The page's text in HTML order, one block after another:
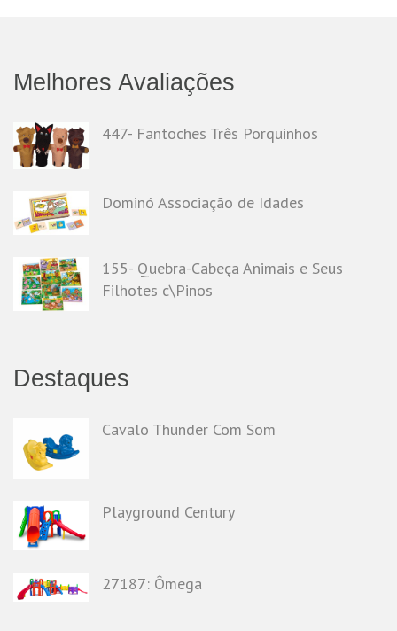
Melhores Avaliações
447- Fantoches Três Porquinhos
Dominó Associação de Idades
155- Quebra-Cabeça Animais e Seus
Filhotes c\Pinos
Destaques
Cavalo Thunder Com Som
Playground Century
27187: Ômega